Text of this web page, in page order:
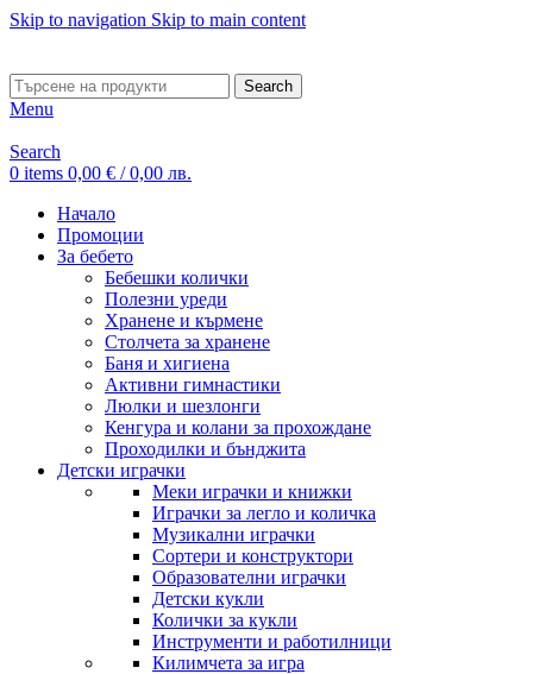
Skip to navigation Skip to main content
Search
Menu
Search
0 items 0,00 € / 0,00 лв.
Начало
Промоции
За бебето
Бебешки колички
Полезни уреди
Хранене и кърмене
Столчета за хранене
Баня и хигиена
Активни гимнастики
Люлки и шезлонги
Кенгура и колани за прохождане
Проходилки и бънджита
Детски играчки
Меки играчки и книжки
Играчки за легло и количка
Музикални играчки
Сортери и конструктори
Образователни играчки
Детски кукли
Колички за кукли
Инструменти и работилници
Килимчета за игра